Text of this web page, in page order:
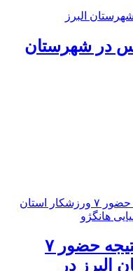
در شهرستان
۲ مدال برنز نتیجه حضور ۷
البرز در